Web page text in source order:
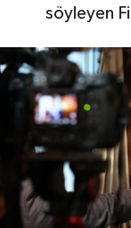
söyleyen